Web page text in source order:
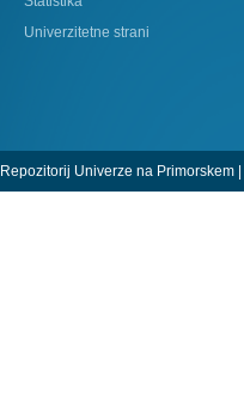
Univerzitetne strani
Repozitorij Univerze na Primorskem |